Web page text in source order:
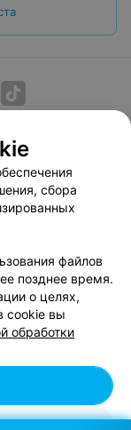
оплаты
сервиса
орган -
г. Минск,
сбора
файлов
позднее время.
о целях,
cookie вы
обработки